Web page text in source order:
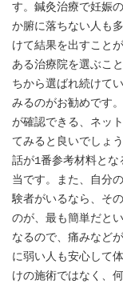
す。鍼灸治療で妊娠
か腑に落ちない人も
けて結果を出すこと
ある治療院を選ぶこ
ちから選ばれ続けて
みるのがお勧めです
が確認できる、ネッ
てみると良いでしょ
話が1番参考材料と
当です。また、自分
験者がいるなら、そ
のが、最も簡単だと
なるので、痛みなど
に弱い人も安心して
けの施術ではなく、